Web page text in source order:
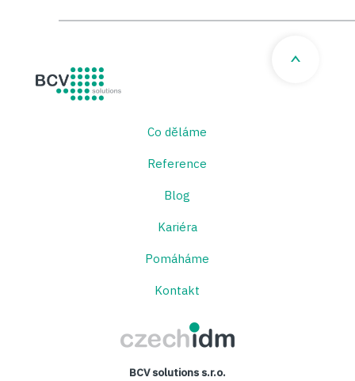
Co děláme
Reference
Blog
Kariéra
Pomáháme
Kontakt
BCV solutions s.r.o.